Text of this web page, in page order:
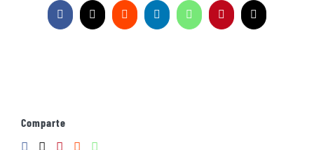
Facebook
X Reddit LinkedInWhatsAppPinterestCorreo
electrónico
Comparte